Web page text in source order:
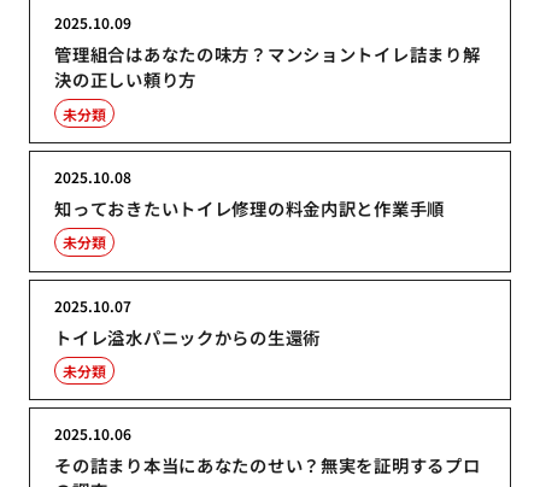
管理組合はあなたの味方？マンショントイレ詰まり解
決の正しい頼り方
2025.10.09
未分類
知っておきたいトイレ修理の料金内訳と作業手順
2025.10.08
未分類
トイレ溢水パニックからの生還術
2025.10.07
未分類
その詰まり本当にあなたのせい？無実を証明するプロ
2025.10.06